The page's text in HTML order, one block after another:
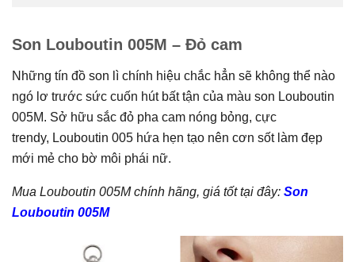
Son Louboutin 005M – Đỏ cam
Những tín đồ son lì chính hiệu chắc hẳn sẽ không thể nào
ngó lơ trước sức cuốn hút bất tận của màu son Louboutin
005M. Sở hữu sắc đỏ pha cam nóng bỏng, cực
trendy, Louboutin 005 hứa hẹn tạo nên cơn sốt làm đẹp
mới mẻ cho bờ môi phái nữ.
Mua Louboutin 005M chính hãng, giá tốt tại đây: Son
Louboutin 005M